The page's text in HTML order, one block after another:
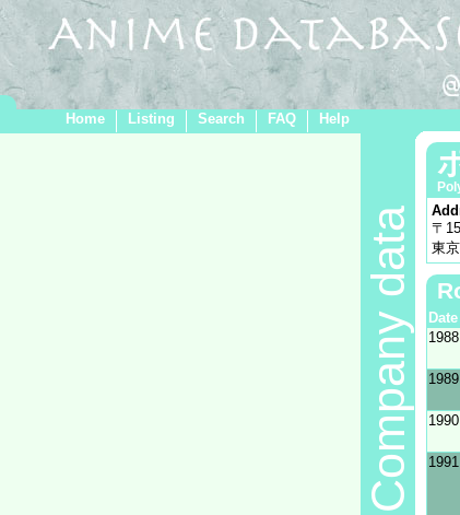
Home Listing Search FAQ Help
Company data
〒
東
Date
1988
1989
1990
1991